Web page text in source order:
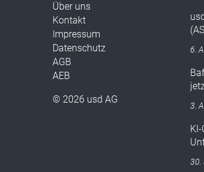
Über uns
Kontakt
Impressum
Datenschutz
AGB
AEB
© 2026 usd AG
6.
3.
30.